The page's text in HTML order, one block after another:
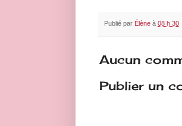
Publié par Élène à 08 h 30
Aucun
Publier un